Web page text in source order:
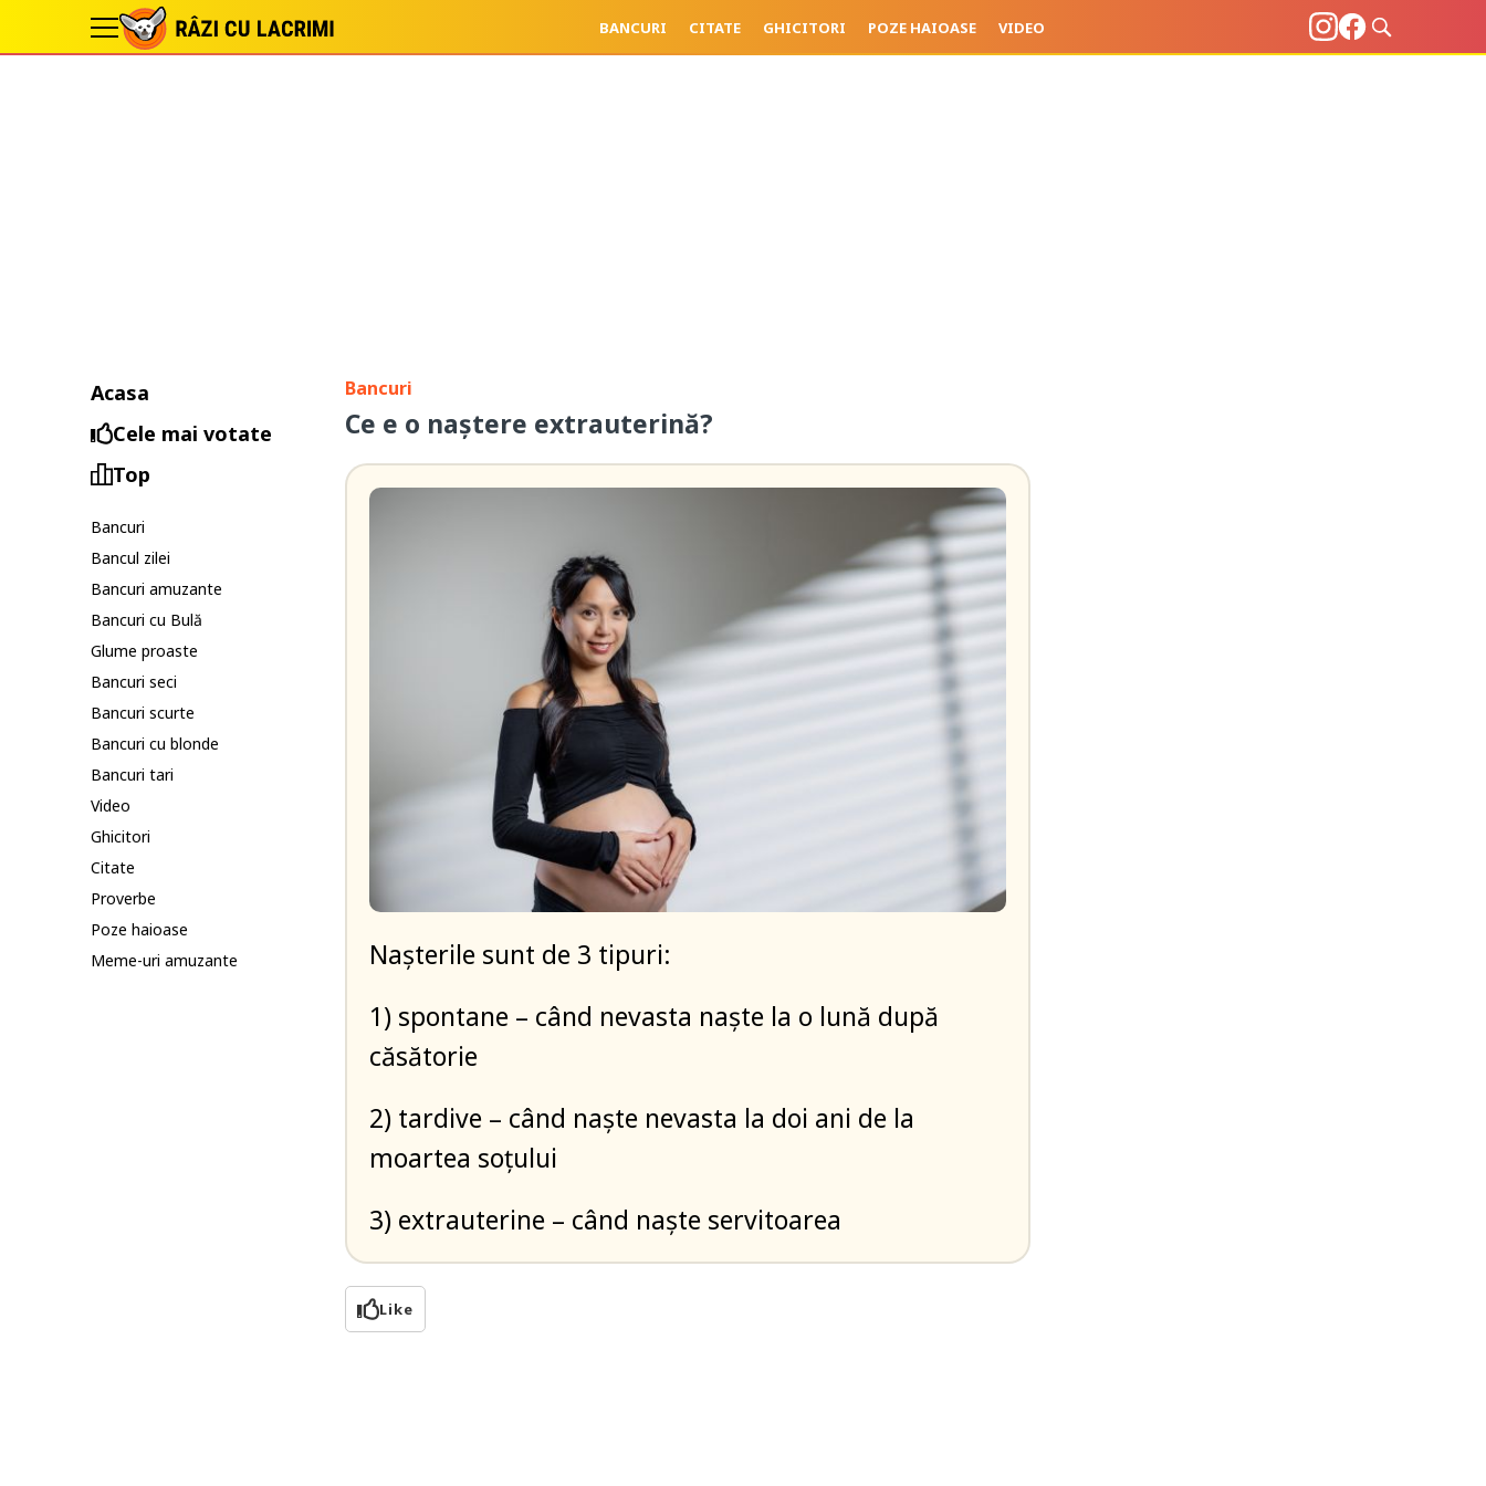
BANCURI CITATE GHICITORI POZE HAIOASE VIDEO
Acasa
Cele mai votate
Top
Bancuri
Bancul zilei
Bancuri amuzante
Bancuri cu Bulă
Glume proaste
Bancuri seci
Bancuri scurte
Bancuri cu blonde
Bancuri tari
Video
Ghicitori
Citate
Proverbe
Poze haioase
Meme-uri amuzante
Bancuri
Ce e o naştere extrauterină?
Nașterile sunt de 3 tipuri:
1) spontane – când nevasta naște la o lună după
căsătorie
2) tardive – când naște nevasta la doi ani de la
moartea soțului
3) extrauterine – când naște servitoarea
Like